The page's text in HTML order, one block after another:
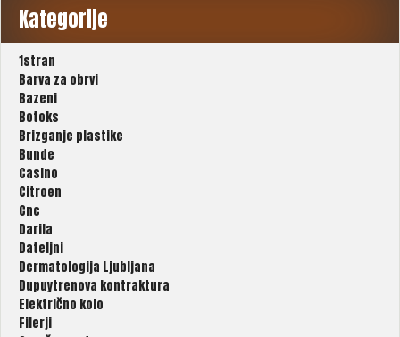
Kategorije
1stran
Barva za obrvi
Bazeni
Botoks
Brizganje plastike
Bunde
Casino
Citroen
Cnc
Darila
Dateljni
Dermatologija Ljubljana
Dupuytrenova kontraktura
Električno kolo
Filerji